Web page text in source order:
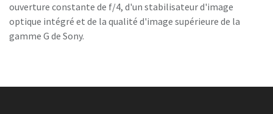
ouverture constante de f/4, d'un stabilisateur d'image
optique intégré et de la qualité d'image supérieure de la
gamme G de Sony.